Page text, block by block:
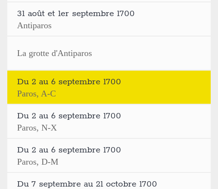
31 août et 1er septembre 1700
Antiparos
La grotte d'Antiparos
Du 2 au 6 septembre 1700
Paros, A-C
Du 2 au 6 septembre 1700
Paros, N-X
Du 2 au 6 septembre 1700
Paros, D-M
Du 7 septembre au 21 octobre 1700